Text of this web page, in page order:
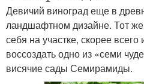
Девичий виноград еще в
ландшафтном дизайне. Тот
себя на участке, скорее
воссоздать одно из «семи
висячие сады Семирамиды.